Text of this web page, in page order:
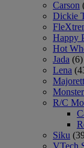
Carson
Dickie
Happy
Hot
Jada (6)
Lena
R/C
Siku
VTech